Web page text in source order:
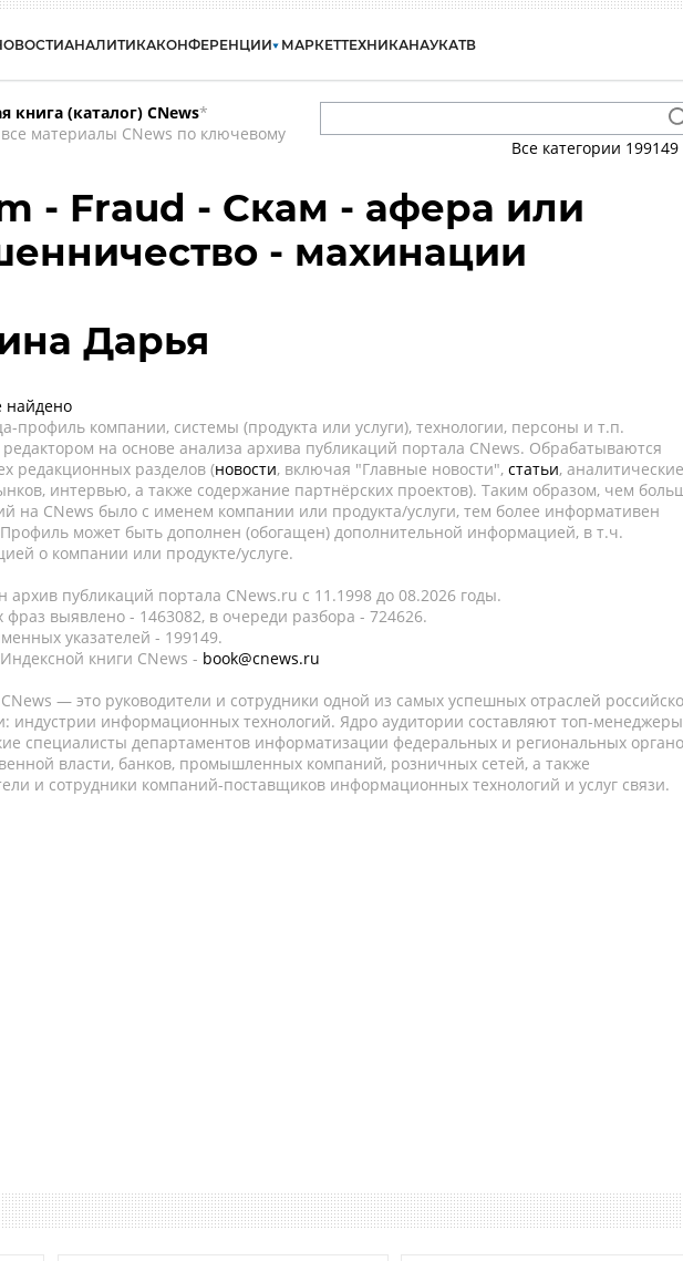
АНАЛИТИКАКОНФЕРЕНЦИИ МАРКЕТТЕХНИКАНАУКАТВ
книга (каталог) CNews*
материалы CNews по ключевому
Все категории 199149
- Fraud - Скам - афера или
- махинации
Дарья
найдено
профиль компании, системы (продукта или услуги), технологии, персоны и т.п.
редактором на основе анализа архива публикаций портала CNews. Обрабатываются
редакционных разделов (новости, включая "Главные новости", статьи, аналитические
интервью, а также содержание партнёрских проектов). Таким образом, чем
на CNews было с именем компании или продукта/услуги, тем более информативен
может быть дополнен (обогащен) дополнительной информацией, в т.ч.
о компании или продукте/услуге.
архив публикаций портала CNews.ru c 11.1998 до 08.2026 годы.
выявлено - 1463082, в очереди разбора - 724626.
указателей - 199149.
книги CNews - book@cnews.ru
— это руководители и сотрудники одной из самых успешных отраслей
индустрии информационных технологий. Ядро аудитории составляют топ-
специалисты департаментов информатизации федеральных и региональных
власти, банков, промышленных компаний, розничных сетей, а также
и сотрудники компаний-поставщиков информационных технологий и услуг связи.